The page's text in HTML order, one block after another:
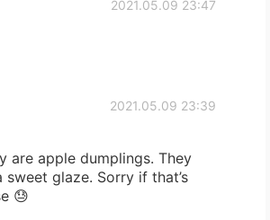
2021.05.09 23:47
2021.05.09 23:39
are apple dumplings. They
glaze. Sorry if that’s
😓